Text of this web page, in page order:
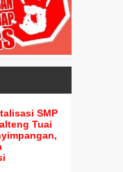
SMP
Tuai